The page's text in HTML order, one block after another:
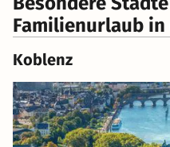
Familienurlaub
Koblenz